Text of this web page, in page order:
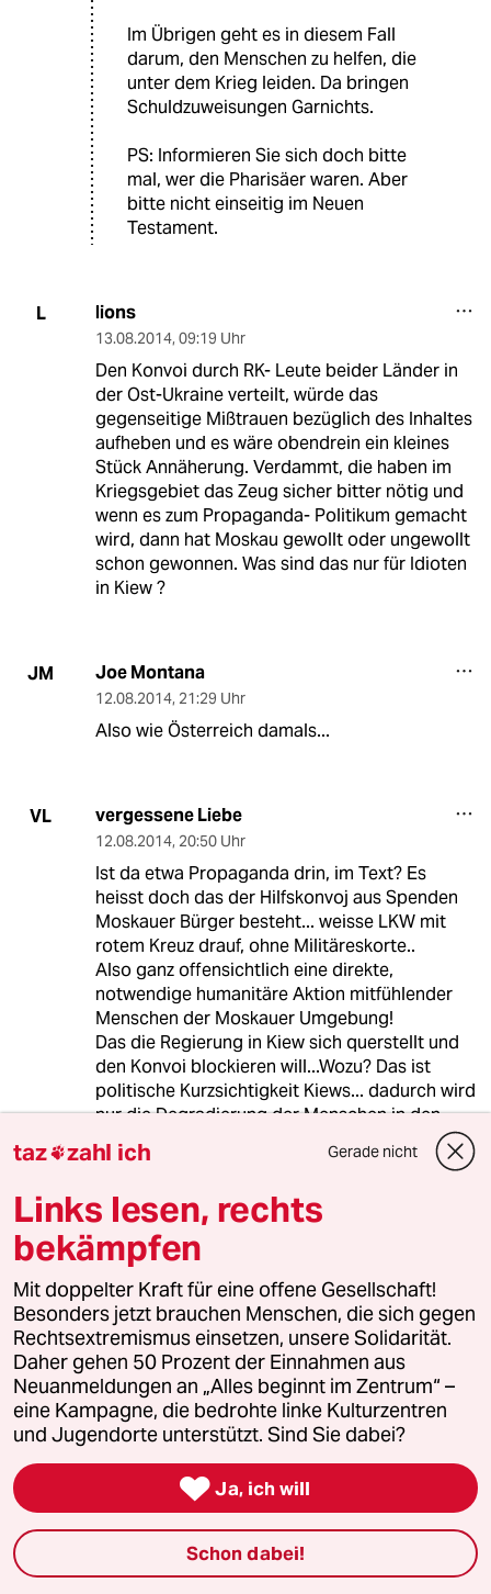
Im Übrigen geht es in diesem Fall
darum, den Menschen zu helfen, die
unter dem Krieg leiden. Da bringen
Schuldzuweisungen Garnichts.
PS: Informieren Sie sich doch bitte
mal, wer die Pharisäer waren. Aber
bitte nicht einseitig im Neuen
Testament.
L lions
13.08.2014, 09:19 Uhr
Den Konvoi durch RK- Leute beider Länder in
der Ost-Ukraine verteilt, würde das
gegenseitige Mißtrauen bezüglich des Inhaltes
aufheben und es wäre obendrein ein kleines
Stück Annäherung. Verdammt, die haben im
Kriegsgebiet das Zeug sicher bitter nötig und
wenn es zum Propaganda- Politikum gemacht
wird, dann hat Moskau gewollt oder ungewollt
schon gewonnen. Was sind das nur für Idioten
in Kiew ?
JM Joe Montana
12.08.2014, 21:29 Uhr
Also wie Österreich damals...
VL vergessene Liebe
12.08.2014, 20:50 Uhr
Ist da etwa Propaganda drin, im Text? Es
heisst doch das der Hilfskonvoj aus Spenden
Moskauer Bürger besteht... weisse LKW mit
rotem Kreuz drauf, ohne Militäreskorte..
Also ganz offensichtlich eine direkte,
notwendige humanitäre Aktion mitfühlender
Menschen der Moskauer Umgebung!
Das die Regierung in Kiew sich querstellt und
den Konvoi blockieren will...Wozu? Das ist
politische Kurzsichtigkeit Kiews... dadurch wird
nur die Degradierung der Menschen in den
Ostukraine als Menschen Zweiter Klasse
vorangetrieben..
Gräben von Angst und Hass zwischen Ost und
Westukraine , nur vertieft...
Das hartherzige Benehmen der Regierung in
Kiew schadet den Möglichkeiten des Friedens
und der Annäherung...
Zu bedauern ist, dass das zivile Volk,
Frauen,Kinder, Alte und Schwache und
friedliebende in den Ostukraine Opfer
Machtpolitischen Stumpfsinns werden soll....
warum_denkt_keiner_nach?
12.08.2014,20:02 Uhr
Was heute in Bezug auf den russischen Konvoi
in den deutschen Medien an Unsinn verbreitet
taz zahl ich Gerade nicht
Links lesen, rechts
bekämpfen
Mit doppelter Kraft für eine offene Gesellschaft!
Besonders jetzt brauchen Menschen, die sich gegen
Rechtsextremismus einsetzen, unsere Solidarität.
Daher gehen 50 Prozent der Einnahmen aus
Neuanmeldungen an „Alles beginnt im Zentrum“ –
eine Kampagne, die bedrohte linke Kulturzentren
und Jugendorte unterstützt. Sind Sie dabei?
 Ja, ich will
Schon dabei!